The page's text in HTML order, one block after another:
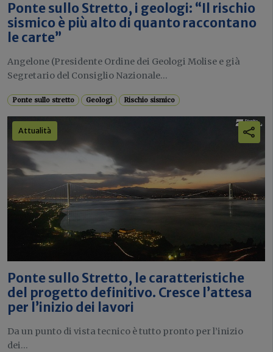
Ponte sullo Stretto, i geologi: “Il rischio
sismico è più alto di quanto raccontano
le carte”
Angelone (Presidente Ordine dei Geologi Molise e già
Segretario del Consiglio Nazionale...
Ponte sullo stretto Geologi Rischio sismico
Attualità
Ponte sullo Stretto, le caratteristiche
del progetto definitivo. Cresce l’attesa
per l’inizio dei lavori
Da un punto di vista tecnico è tutto pronto per l’inizio
dei...